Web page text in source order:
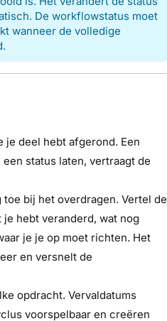
De workflowstatus moet
wanneer de volledige
je deel hebt afgerond. Een
status laten, vertraagt de
bij het overdragen. Vertel de
hebt veranderd, wat nog
je je op moet richten. Het
en versnelt de
opdracht. Vervaldatums
voorspelbaar en creëren